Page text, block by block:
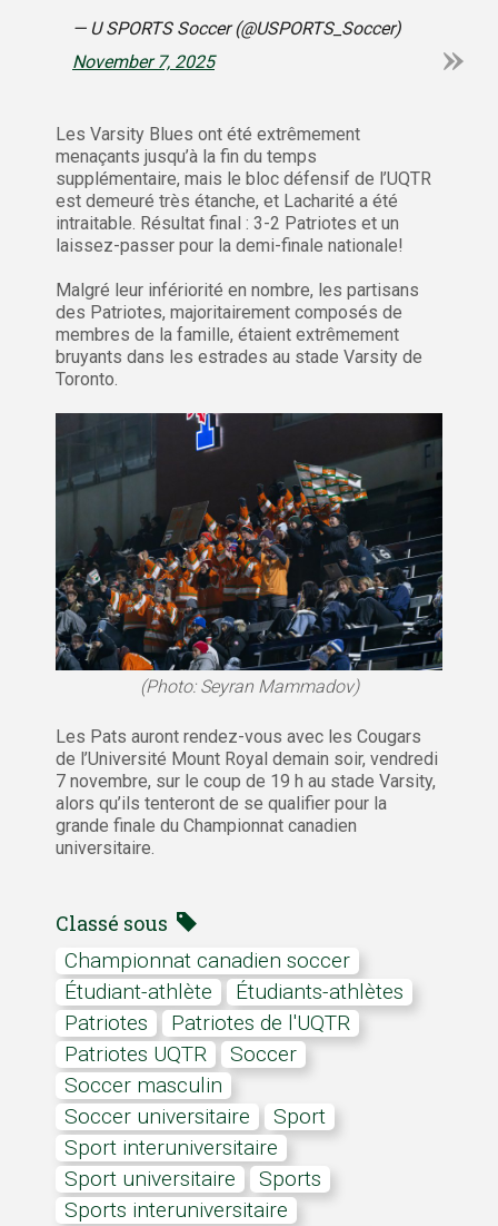
— U SPORTS Soccer (@USPORTS_Soccer)
November 7, 2025
Les Varsity Blues ont été extrêmement
menaçants jusqu’à la fin du temps
supplémentaire, mais le bloc défensif de l’UQTR
est demeuré très étanche, et Lacharité a été
intraitable. Résultat final : 3-2 Patriotes et un
laissez-passer pour la demi-finale nationale!
Malgré leur infériorité en nombre, les partisans
des Patriotes, majoritairement composés de
membres de la famille, étaient extrêmement
bruyants dans les estrades au stade Varsity de
Toronto.
(Photo: Seyran Mammadov)
Les Pats auront rendez-vous avec les Cougars
de l’Université Mount Royal demain soir, vendredi
7 novembre, sur le coup de 19 h au stade Varsity,
alors qu’ils tenteront de se qualifier pour la
grande finale du Championnat canadien
universitaire.
Classé sous
Championnat canadien soccer
Étudiant-athlète
étudiants-athlètes
Patriotes
Patriotes de l'UQTR
Patriotes UQTR
soccer
Soccer masculin
soccer universitaire
Sport
Sport interuniversitaire
sport universitaire
Sports
sports interuniversitaire